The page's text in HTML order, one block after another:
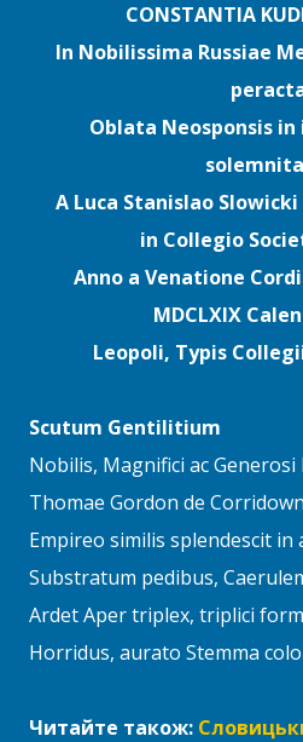
CONSTANTIA
In Nobilissima Russiae
Oblata Neosponsis
A Luca Stanislao
in Collegio
Anno a Venatione
MDCLXIX
Leopoli, Typis
Scutum Gentilitium
Nobilis, Magnifici ac Generosi
Thomae Gordon de
Empireo similis splendescit in
Substratum pedibus,
Ardet Aper triplex, triplici
Horridus, aurato Stemma
Читайте також: